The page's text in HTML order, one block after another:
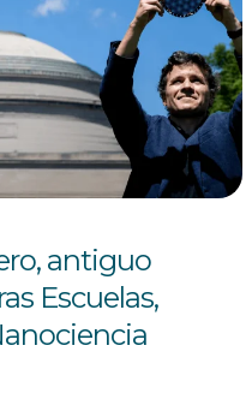
antiguo
Escuelas,